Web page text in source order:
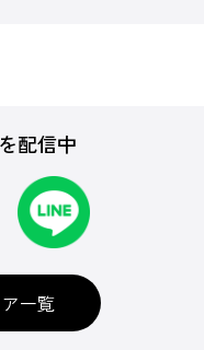
配信中
一覧